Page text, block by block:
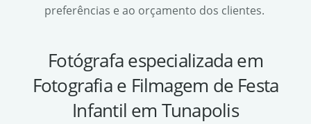
preferências e ao orçamento dos clientes.
Fotógrafa especializada em
Fotografia e Filmagem de Festa
Infantil em Tunapolis